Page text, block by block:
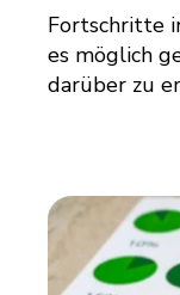
Fortschritte
es möglich
darüber zu